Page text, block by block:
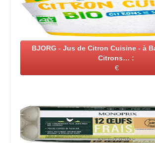
BJORG - Jus de Citron Cuisine - à
Citrons… :
€